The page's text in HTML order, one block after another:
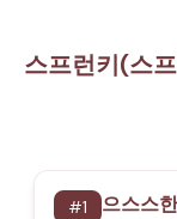
스프런키(스
#1 으스스